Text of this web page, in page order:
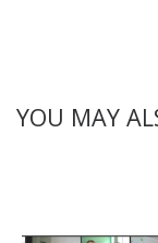
YOU MAY